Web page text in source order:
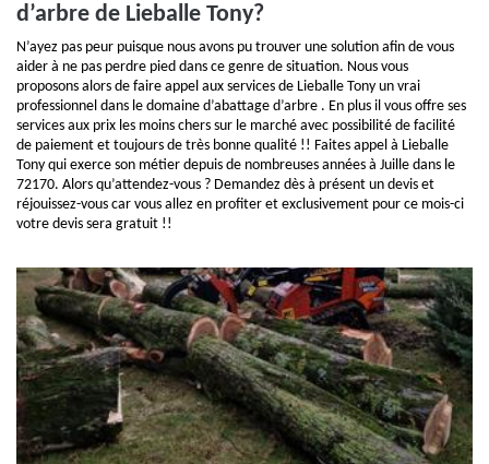
d’arbre de Lieballe Tony?
N’ayez pas peur puisque nous avons pu trouver une solution afin de vous
aider à ne pas perdre pied dans ce genre de situation. Nous vous
proposons alors de faire appel aux services de Lieballe Tony un vrai
professionnel dans le domaine d’abattage d’arbre . En plus il vous offre ses
services aux prix les moins chers sur le marché avec possibilité de facilité
de paiement et toujours de très bonne qualité !! Faites appel à Lieballe
Tony qui exerce son métier depuis de nombreuses années à Juille dans le
72170. Alors qu’attendez-vous ? Demandez dès à présent un devis et
réjouissez-vous car vous allez en profiter et exclusivement pour ce mois-ci
votre devis sera gratuit !!